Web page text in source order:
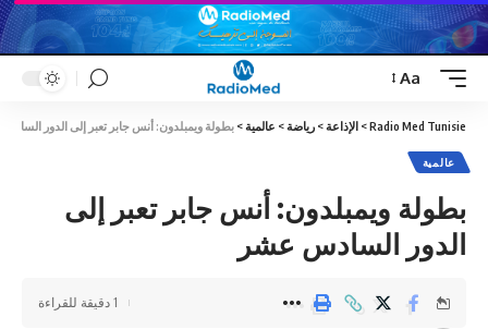
Font
Resizer
Aa
Radio Med Tunisie
> الإذاعة > رياضة > عالمية > بطولة ويمبلدون: أنس جابر تعبر إلى الدور
عالمية
بطولة ويمبلدون: أنس جابر تعبر إلى
الدور السادس عشر
1 دقيقة للقراءة